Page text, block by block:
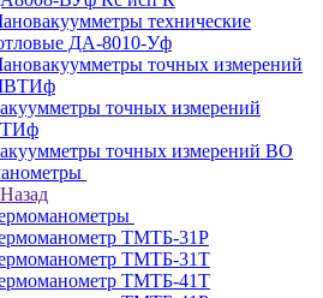
технические
ДА-8010-Уф
точных измерений
точных измерений
точных измерений ВО
Назад
ТМТБ-31Р
ТМТБ-31Т
ТМТБ-41Т